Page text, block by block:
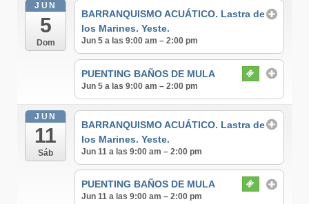
JUN
5
Dom
BARRANQUISMO ACUÁTICO. Lastra de
los Marines. Yeste.
Jun 5 a las 9:00 am – 2:00 pm
PUENTING BAÑOS DE MULA
Jun 5 a las 9:00 am – 2:00 pm
JUN
11
Sáb
BARRANQUISMO ACUÁTICO. Lastra de
los Marines. Yeste.
Jun 11 a las 9:00 am – 2:00 pm
PUENTING BAÑOS DE MULA
Jun 11 a las 9:00 am – 2:00 pm